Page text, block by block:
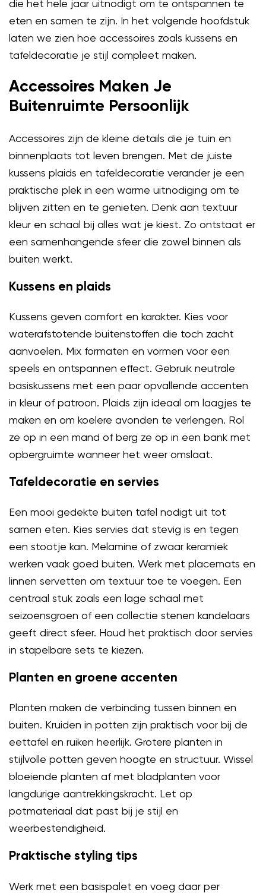
die het hele jaar uitnodigt om te ontspannen te
eten en samen te zijn. In het volgende hoofdstuk
laten we zien hoe accessoires zoals kussens en
tafeldecoratie je stijl compleet maken.
Accessoires Maken Je
Buitenruimte Persoonlijk
Accessoires zijn de kleine details die je tuin en
binnenplaats tot leven brengen. Met de juiste
kussens plaids en tafeldecoratie verander je een
praktische plek in een warme uitnodiging om te
blijven zitten en te genieten. Denk aan textuur
kleur en schaal bij alles wat je kiest. Zo ontstaat er
een samenhangende sfeer die zowel binnen als
buiten werkt.
Kussens en plaids
Kussens geven comfort en karakter. Kies voor
waterafstotende buitenstoffen die toch zacht
aanvoelen. Mix formaten en vormen voor een
speels en ontspannen effect. Gebruik neutrale
basiskussens met een paar opvallende accenten
in kleur of patroon. Plaids zijn ideaal om laagjes te
maken en om koelere avonden te verlengen. Rol
ze op in een mand of berg ze op in een bank met
opbergruimte wanneer het weer omslaat.
Tafeldecoratie en servies
Een mooi gedekte buiten tafel nodigt uit tot
samen eten. Kies servies dat stevig is en tegen
een stootje kan. Melamine of zwaar keramiek
werken vaak goed buiten. Werk met placemats en
linnen servetten om textuur toe te voegen. Een
centraal stuk zoals een lage schaal met
seizoensgroen of een collectie stenen kandelaars
geeft direct sfeer. Houd het praktisch door servies
in stapelbare sets te kiezen.
Planten en groene accenten
Planten maken de verbinding tussen binnen en
buiten. Kruiden in potten zijn praktisch voor bij de
eettafel en ruiken heerlijk. Grotere planten in
stijlvolle potten geven hoogte en structuur. Wissel
bloeiende planten af met bladplanten voor
langdurige aantrekkingskracht. Let op
potmateriaal dat past bij je stijl en
weerbestendigheid.
Praktische styling tips
Werk met een basispalet en voeg daar per